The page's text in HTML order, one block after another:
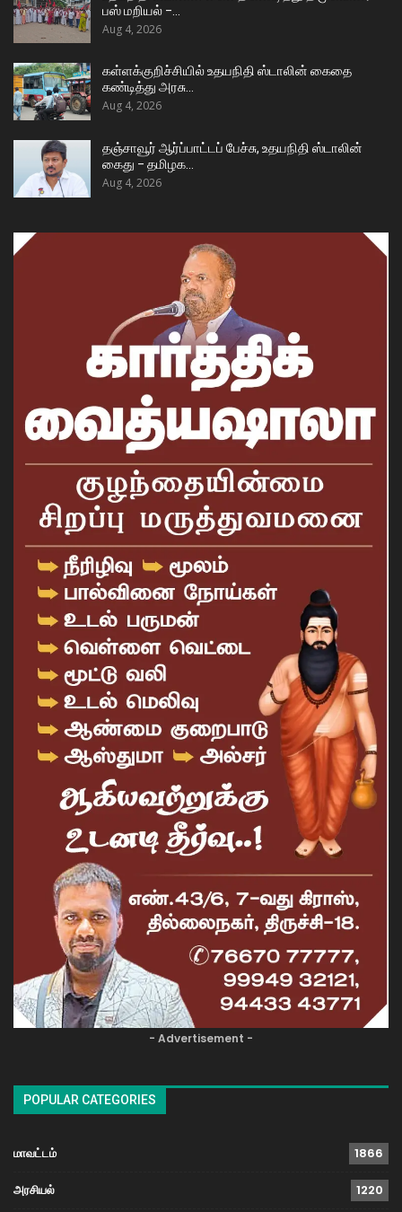
பஸ் மறியல் –…
Aug 4, 2026
கள்ளக்குறிச்சியில் உதயநிதி ஸ்டாலின் கைதை
கண்டித்து அரசு…
Aug 4, 2026
தஞ்சாவூர் ஆர்ப்பாட்டப் பேச்சு, உதயநிதி ஸ்டாலின்
கைது – தமிழக…
Aug 4, 2026
- Advertisement -
POPULAR CATEGORIES
மாவட்டம் 1866
அரசியல் 1220